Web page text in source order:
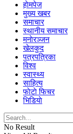
हाेमपेज
मुख्य खबर
समाचार
स्थानीय समाचार
मनाेरञ्जन
खेलकुद
पत्रपत्रिका
विश्व
स्वास्थ्य
साहित्य
फाेटाे फिचर
भिडियाे
No Result